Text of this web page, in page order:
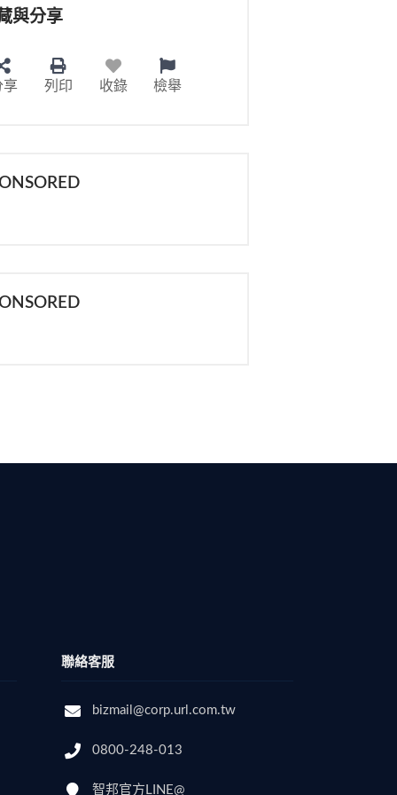
與分享
享 列印 收錄 檢舉
聯絡客服
bizmail@corp.url.com.tw
0800-248-013
智邦官方LINE@